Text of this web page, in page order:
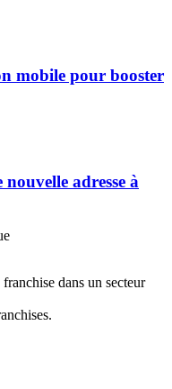
mobile pour booster
adresse à
dans un secteur